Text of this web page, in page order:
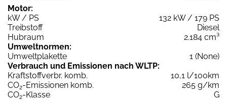
Motor:
kW / PS
132 kW / 179 PS
Treibstoff
Diesel
Hubraum
2.184 cm³
Umweltnormen:
Umweltplakette
1 (None)
Verbrauch und Emissionen nach WLTP:
Kraftstoffverbr. komb.
10,1 l/100km
CO2-Emissionen komb.
265 g/km
CO2-Klasse
G